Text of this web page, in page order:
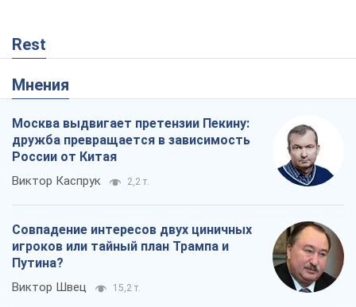
Rest
Мнения
Москва выдвигает претензии Пекину:
дружба превращается в зависимость
России от Китая
Виктор Каспрук 2,2 т.
Совпадение интересов двух циничных
игроков или тайный план Трампа и
Путина?
Виктор Швец 15,2 т.